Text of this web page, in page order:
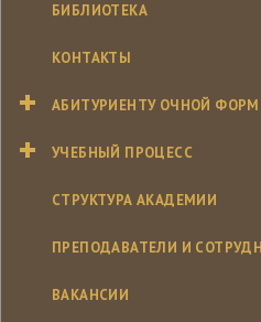
БИБЛИОТЕКА
КОНТАКТЫ
АБИТУРИЕНТУ ОЧНОЙ
УЧЕБНЫЙ ПРОЦЕСС
СТРУКТУРА АКАДЕМИИ
ПРЕПОДАВАТЕЛИ И
ВАКАНСИИ